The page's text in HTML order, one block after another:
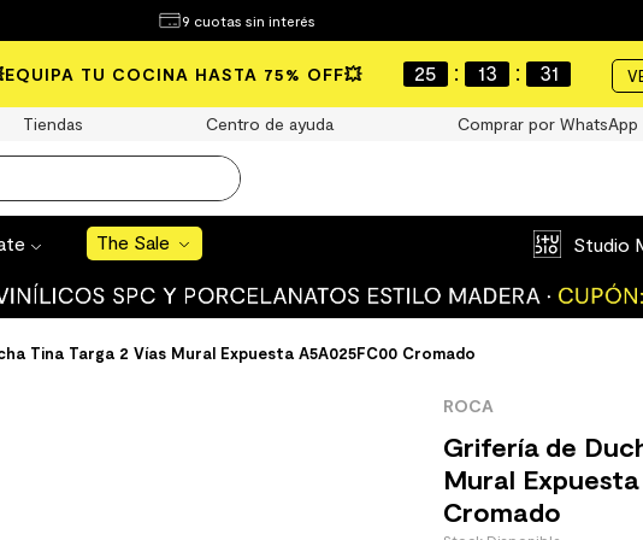
9 cuotas sin interés
TU COCINA HASTA 75% OFF💥 25 : 13 : 30
Tiendas Centro de ayuda Comprar por WhatsApp
The Sale Studio
Sale
¿Qué estás buscando?
Tina Targa 2 Vías Mural Expuesta A5A025FC00 Cromado
ROCA
Grifería de
Mural
Cromado